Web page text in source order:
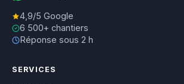
4,9/5 Google
6 500+ chantiers
Réponse sous 2 h
SERVICES